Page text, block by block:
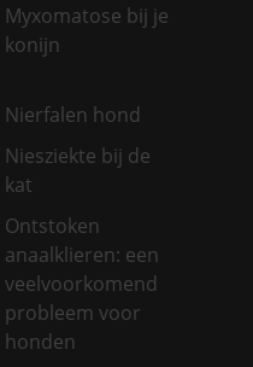
Myxomatose bij je
konijn
Nierfalen hond
Niesziekte bij de
kat
Ontstoken
anaalklieren: een
veelvoorkomend
probleem voor
honden